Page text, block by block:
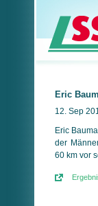
Eric
12. Sep
Eric
der
60 km vor